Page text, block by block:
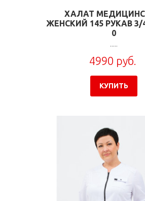
ХАЛАТ
ЖЕНСКИЙ 145 РУКАВ 3/
0
.....
4990 руб.
КУПИТЬ